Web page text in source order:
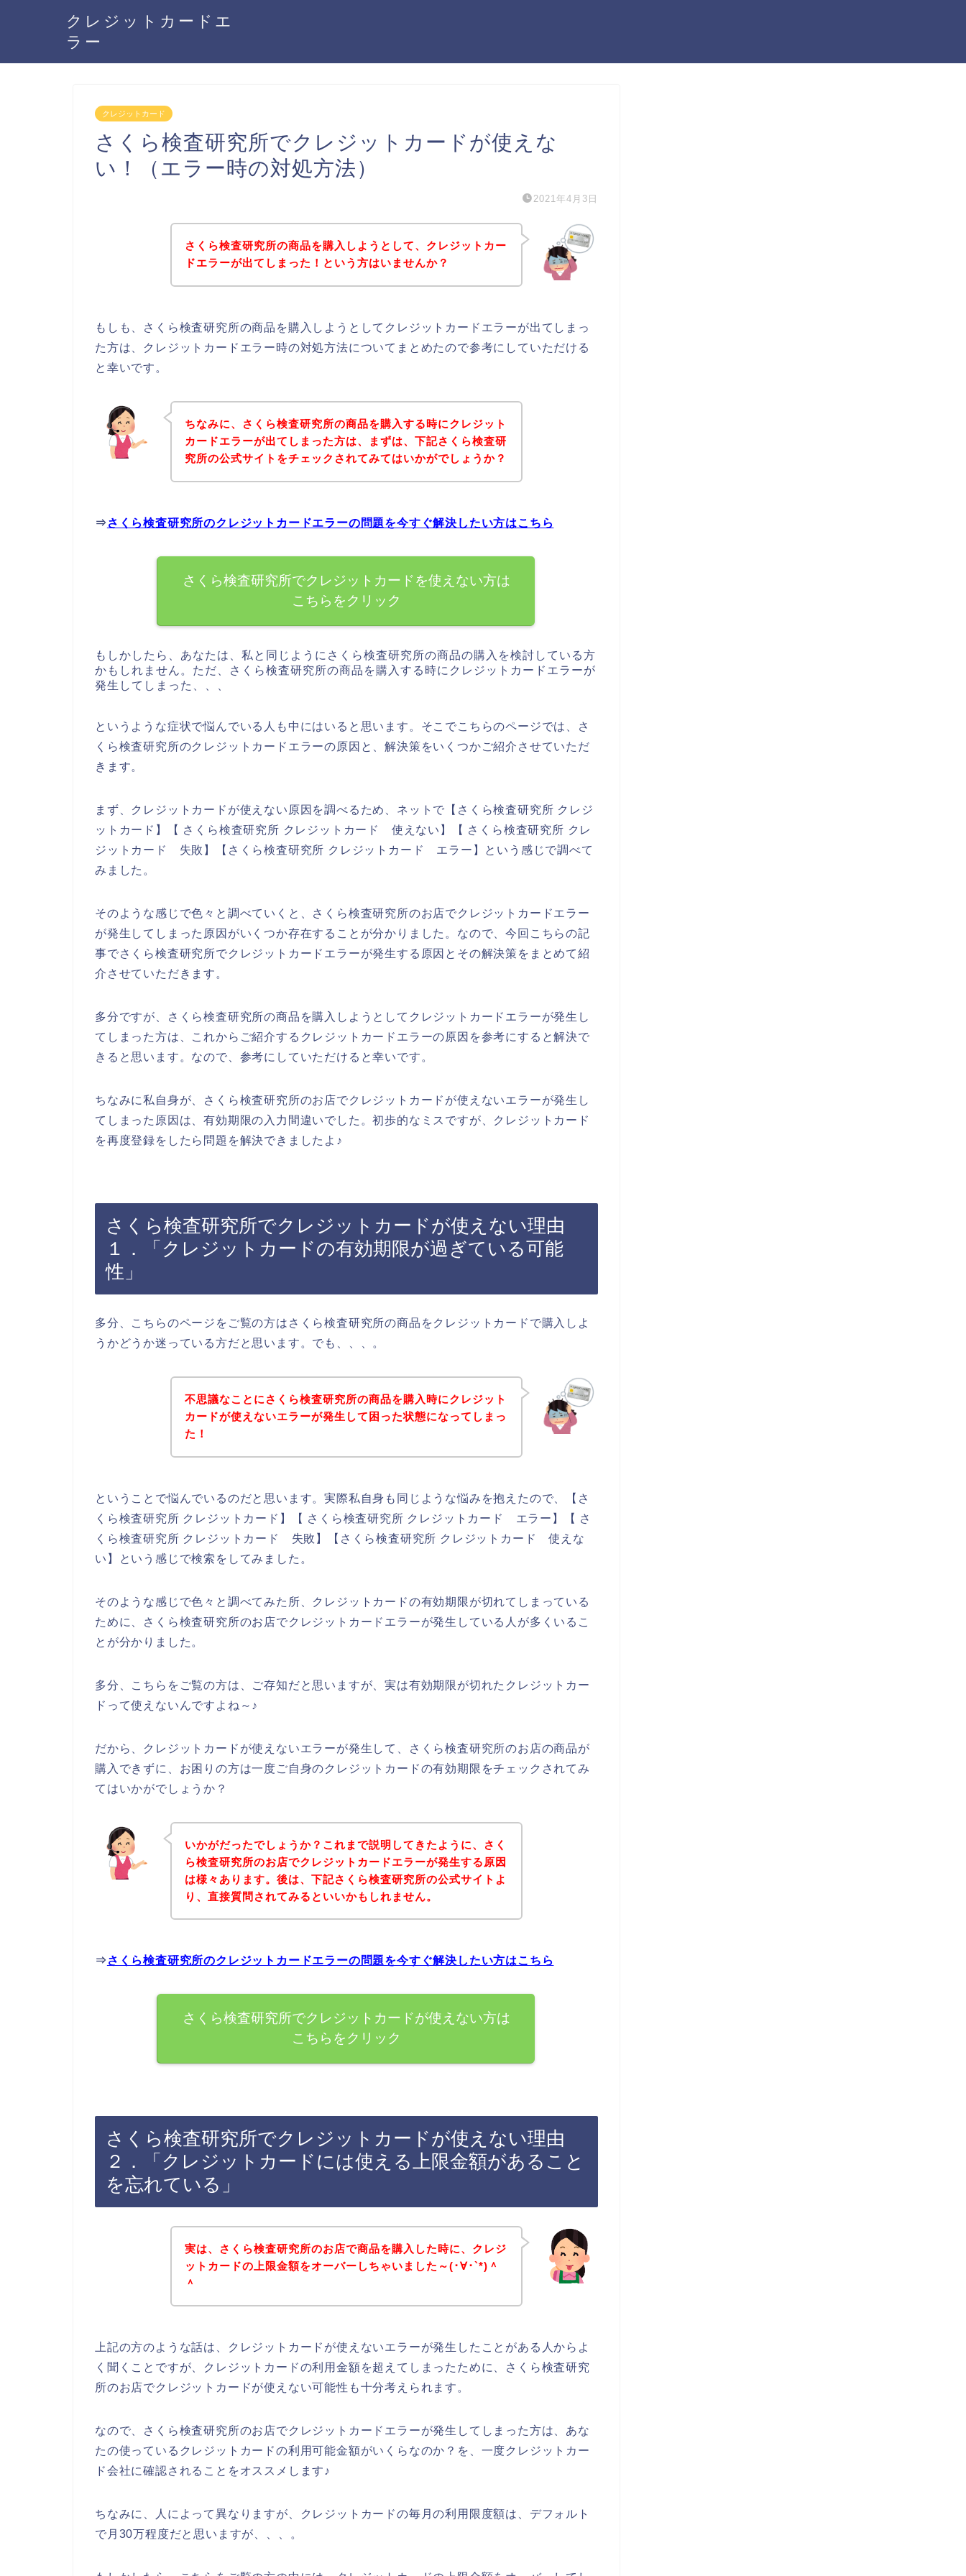
クレジットカードエ
ラー
クレジットカード
さくら検査研究所でクレジットカードが使えな
い！（エラー時の対処方法）
2021年4月3日
さくら検査研究所の商品を購入しようとして、クレジットカー
ドエラーが出てしまった！という方はいませんか？
もしも、さくら検査研究所の商品を購入しようとしてクレジットカードエラーが出てしまっ
た方は、クレジットカードエラー時の対処方法についてまとめたので参考にしていただける
と幸いです。
ちなみに、さくら検査研究所の商品を購入する時にクレジット
カードエラーが出てしまった方は、まずは、下記さくら検査研
究所の公式サイトをチェックされてみてはいかがでしょうか？
⇒ さくら検査研究所のクレジットカードエラーの問題を今すぐ解決したい方はこちら
さくら検査研究所でクレジットカードを使えない方は
こちらをクリック
もしかしたら、あなたは、私と同じようにさくら検査研究所の商品の購入を検討している方
かもしれません。ただ、さくら検査研究所の商品を購入する時にクレジットカードエラーが
発生してしまった、、、
というような症状で悩んでいる人も中にはいると思います。そこでこちらのページでは、さ
くら検査研究所のクレジットカードエラーの原因と、解決策をいくつかご紹介させていただ
きます。
まず、クレジットカードが使えない原因を調べるため、ネットで【さくら検査研究所 クレジ
ットカード】【 さくら検査研究所 クレジットカード 使えない】【 さくら検査研究所 クレ
ジットカード 失敗】【さくら検査研究所 クレジットカード エラー】という感じで調べて
みました。
そのような感じで色々と調べていくと、さくら検査研究所のお店でクレジットカードエラー
が発生してしまった原因がいくつか存在することが分かりました。なので、今回こちらの記
事でさくら検査研究所でクレジットカードエラーが発生する原因とその解決策をまとめて紹
介させていただきます。
多分ですが、さくら検査研究所の商品を購入しようとしてクレジットカードエラーが発生し
てしまった方は、これからご紹介するクレジットカードエラーの原因を参考にすると解決で
きると思います。なので、参考にしていただけると幸いです。
ちなみに私自身が、さくら検査研究所のお店でクレジットカードが使えないエラーが発生し
てしまった原因は、有効期限の入力間違いでした。初歩的なミスですが、クレジットカード
を再度登録をしたら問題を解決できましたよ♪
さくら検査研究所でクレジットカードが使えない理由
１．「クレジットカードの有効期限が過ぎている可能
性」
多分、こちらのページをご覧の方はさくら検査研究所の商品をクレジットカードで購入しよ
うかどうか迷っている方だと思います。でも、、、。
不思議なことにさくら検査研究所の商品を購入時にクレジット
カードが使えないエラーが発生して困った状態になってしまっ
た！
ということで悩んでいるのだと思います。実際私自身も同じような悩みを抱えたので、【さ
くら検査研究所 クレジットカード】【 さくら検査研究所 クレジットカード エラー】【 さ
くら検査研究所 クレジットカード 失敗】【さくら検査研究所 クレジットカード 使えな
い】という感じで検索をしてみました。
そのような感じで色々と調べてみた所、クレジットカードの有効期限が切れてしまっている
ために、さくら検査研究所のお店でクレジットカードエラーが発生している人が多くいるこ
とが分かりました。
多分、こちらをご覧の方は、ご存知だと思いますが、実は有効期限が切れたクレジットカー
ドって使えないんですよね～♪
だから、クレジットカードが使えないエラーが発生して、さくら検査研究所のお店の商品が
購入できずに、お困りの方は一度ご自身のクレジットカードの有効期限をチェックされてみ
てはいかがでしょうか？
いかがだったでしょうか？これまで説明してきたように、さく
ら検査研究所のお店でクレジットカードエラーが発生する原因
は様々あります。後は、下記さくら検査研究所の公式サイトよ
り、直接質問されてみるといいかもしれません。
⇒ さくら検査研究所のクレジットカードエラーの問題を今すぐ解決したい方はこちら
さくら検査研究所でクレジットカードが使えない方は
こちらをクリック
さくら検査研究所でクレジットカードが使えない理由
２．「クレジットカードには使える上限金額があること
を忘れている」
実は、さくら検査研究所のお店で商品を購入した時に、クレジ
ットカードの上限金額をオーバーしちゃいました～(･∀･`*)＾
＾
上記の方のような話は、クレジットカードが使えないエラーが発生したことがある人からよ
く聞くことですが、クレジットカードの利用金額を超えてしまったために、さくら検査研究
所のお店でクレジットカードが使えない可能性も十分考えられます。
なので、さくら検査研究所のお店でクレジットカードエラーが発生してしまった方は、あな
たの使っているクレジットカードの利用可能金額がいくらなのか？を、一度クレジットカー
ド会社に確認されることをオススメします♪
ちなみに、人によって異なりますが、クレジットカードの毎月の利用限度額は、デフォルト
で月30万程度だと思いますが、、、。